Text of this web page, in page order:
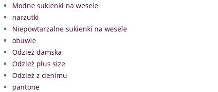
Modne sukienki na wesele
narzutki
Niepowtarzalne sukienki na wesele
obuwie
Odzież damska
Odzież plus size
Odzież z denimu
pantone